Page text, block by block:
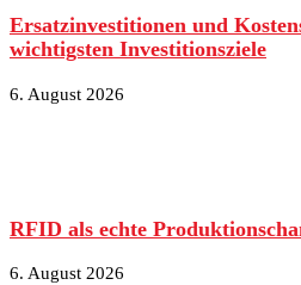
Ersatzinvestitionen und
wichtigsten Investitionsziele
6. August 2026
RFID als echte
6. August 2026